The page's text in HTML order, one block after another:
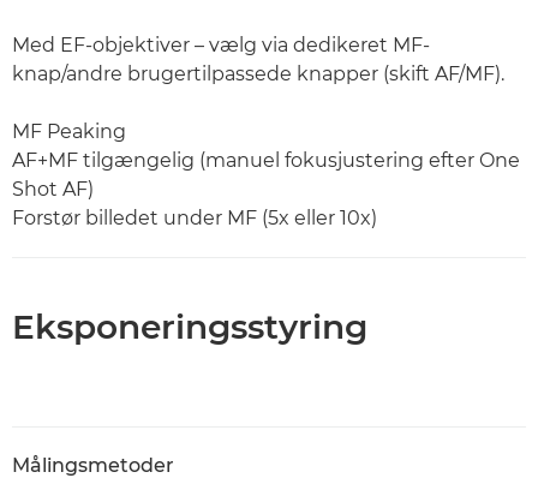
Med EF-objektiver – vælg via dedikeret MF-
knap/andre brugertilpassede knapper (skift AF/MF).
MF Peaking
AF+MF tilgængelig (manuel fokusjustering efter One
Shot AF)
Forstør billedet under MF (5x eller 10x)
Eksponeringsstyring
Målingsmetoder